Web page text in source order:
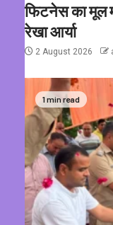
फिटनेस का मूल
रेखा आर्या
2 August 2026
1 min read